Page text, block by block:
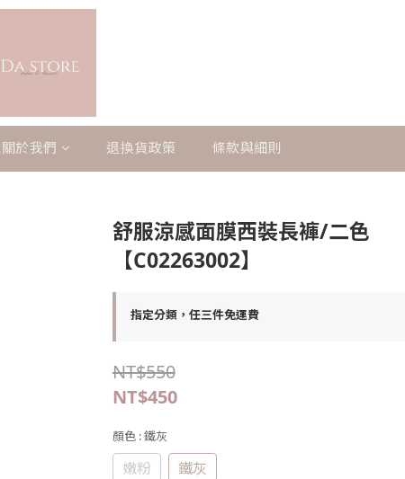
關於我們 退換貨政策 條款與細則
舒服涼感面膜西裝長褲/二色
【C02263002】
指定分類，任三件免運費
NT$550
NT$450
顏色 : 鐵灰
嫩粉 鐵灰